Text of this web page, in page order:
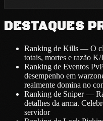
DESTAQUES
Ranking de Kills — O
totais, mortes e razão K/
Ranking de Eventos
desempenho em
realmente domina no
Ranking de Sniper —
detalhes da arma.
servidor